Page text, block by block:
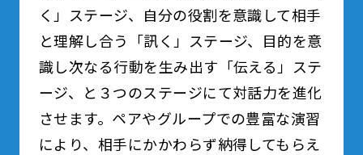
く」ステージ、自分の役割を意識して相手
と理解し合う「訊く」ステージ、目的を意
識し次なる行動を生み出す「伝える」ステ
ージ、と３つのステージにて対話力を進化
させます。ペアやグループでの豊富な演習
により、相手にかかわらず納得してもらえ